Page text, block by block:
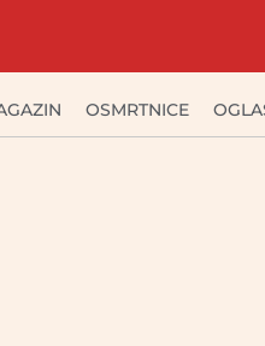
OSMRTNICE